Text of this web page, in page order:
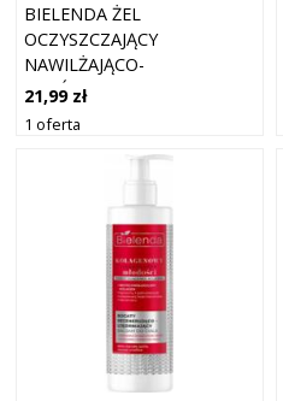
BIELENDA ŻEL
OCZYSZCZAJĄCY
NAWILŻAJĄCO-
ROZŚWIETLAJĄCY
21,99 zł
1 oferta